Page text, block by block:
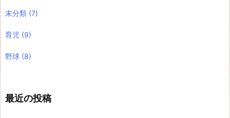
未分類 (7)
育児 (9)
野球 (8)
最近の投稿